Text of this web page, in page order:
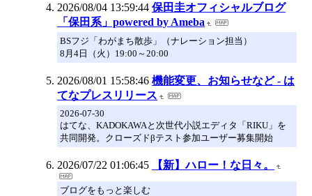
2026/08/04 13:59:44 保田圭オフィシャルブログ
「保田系」powered by Ameba
​BSフジ「わがまち散歩」（ナレーション担当）
8月4日（火）19:00～20:00
2026/08/01 15:58:46 機能変更、お知らせなど - は
てなプレスリリース
2026-07-30
はてな、KADOKAWAと次世代小説エディタ「RIKU」を
共同開発。クローズドβテスト参加ユーザー募集開始
2026/07/22 01:06:45 【新】ハロー！な日々。
ブログをもっと楽しむ